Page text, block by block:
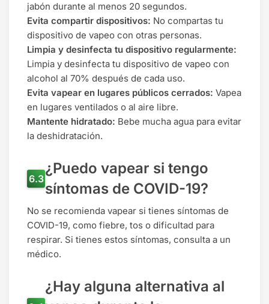
jabón durante al menos 20 segundos.
Evita compartir dispositivos: No compartas tu
dispositivo de vapeo con otras personas.
Limpia y desinfecta tu dispositivo regularmente:
Limpia y desinfecta tu dispositivo de vapeo con
alcohol al 70% después de cada uso.
Evita vapear en lugares públicos cerrados: Vapea
en lugares ventilados o al aire libre.
Mantente hidratado: Bebe mucha agua para evitar
la deshidratación.
¿Puedo vapear si tengo
síntomas de COVID-19?
No se recomienda vapear si tienes síntomas de
COVID-19, como fiebre, tos o dificultad para
respirar. Si tienes estos síntomas, consulta a un
médico.
¿Hay alguna alternativa al